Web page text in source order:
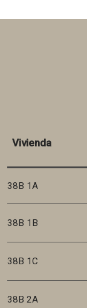
Vivienda
38B 1A
38B 1B
38B 1C
38B 2A